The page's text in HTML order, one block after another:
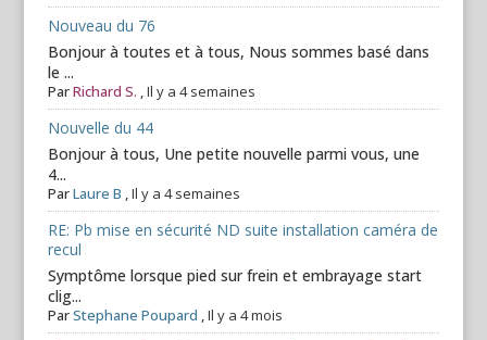
Nouveau du 76
Bonjour à toutes et à tous, Nous sommes basé dans
le ...
ParRichard S. ,Il y a 4 semaines
Nouvelle du 44
Bonjour à tous, Une petite nouvelle parmi vous, une
4...
ParLaure B ,Il y a 4 semaines
RE: Pb mise en sécurité ND suite installation caméra de
recul
Symptôme lorsque pied sur frein et embrayage start
clig...
ParStephane Poupard ,Il y a 4 mois